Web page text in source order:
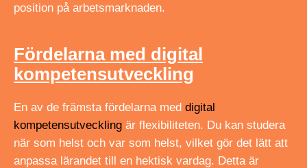
position på arbetsmarknaden.
Fördelarna med digital
kompetensutveckling
En av de främsta fördelarna med digital
kompetensutveckling är flexibiliteten. Du kan studera
när som helst och var som helst, vilket gör det lätt att
anpassa lärandet till en hektisk vardag. Detta är